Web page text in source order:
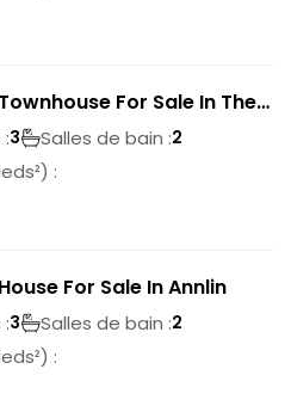
For Sale In The
3 Salles de bain :2
:
For Sale In Annlin
3 Salles de bain :2
: